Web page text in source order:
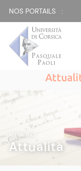
NOS PORTAILS :
ATTUALITÀ |
Attualità